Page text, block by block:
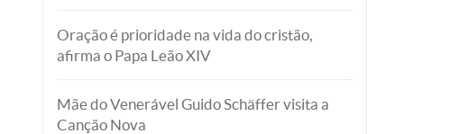
Oração é prioridade na vida do cristão,
afirma o Papa Leão XIV
Mãe do Venerável Guido Schäffer visita a
Canção Nova